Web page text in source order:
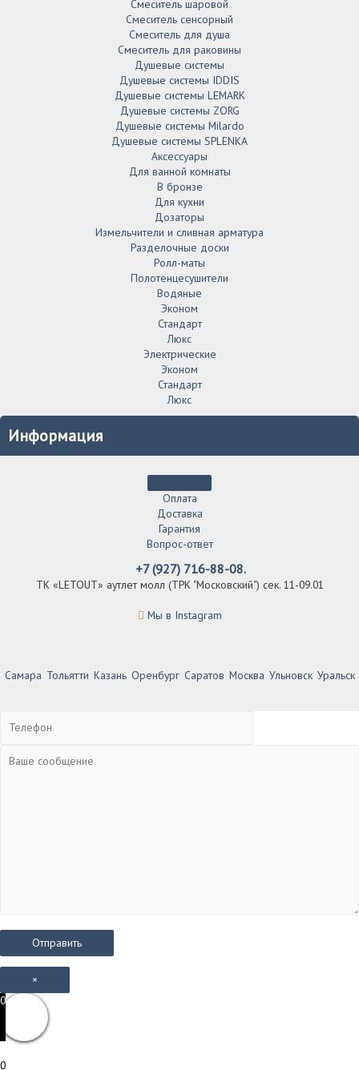
Смеситель шаровой
Смеситель сенсорный
Смеситель для душа
Смеситель для раковины
Душевые системы
Душевые системы IDDIS
Душевые системы LEMARK
Душевые системы ZORG
Душевые системы Milardo
Душевые системы SPLENKA
Аксессуары
Для ванной комнаты
В бронзе
Для кухни
Дозаторы
Измельчители и сливная арматура
Разделочные доски
Ролл-маты
Полотенцесушители
Водяные
Эконом
Стандарт
Люкс
Электрические
Эконом
Стандарт
Люкс
Информация
Оплата
Доставка
Гарантия
Вопрос-ответ
+7 (927) 716-88-08.
ТК «LETOUT» аутлет молл (ТРК "Московский") сек. 11-09.01
Мы в Instagram
Самара Тольятти Казань Оренбург Саратов Москва Ульновск Уральск
×
0
0